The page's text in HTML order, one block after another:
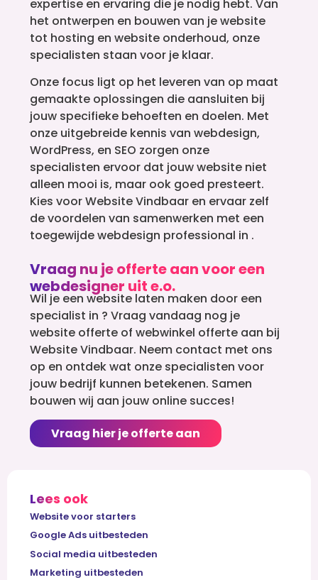
expertise en ervaring die je nodig hebt. Van
het ontwerpen en bouwen van je website
tot hosting en website onderhoud, onze
specialisten staan voor je klaar.
Onze focus ligt op het leveren van op maat
gemaakte oplossingen die aansluiten bij
jouw specifieke behoeften en doelen. Met
onze uitgebreide kennis van webdesign,
WordPress, en SEO zorgen onze
specialisten ervoor dat jouw website niet
alleen mooi is, maar ook goed presteert.
Kies voor Website Vindbaar en ervaar zelf
de voordelen van samenwerken met een
toegewijde webdesign professional in .
Vraag nu je offerte aan voor een
webdesigner uit e.o.
Wil je een website laten maken door een
specialist in ? Vraag vandaag nog je
website offerte of webwinkel offerte aan bij
Website Vindbaar. Neem contact met ons
op en ontdek wat onze specialisten voor
jouw bedrijf kunnen betekenen. Samen
bouwen wij aan jouw online succes!
Vraag hier je offerte aan
Lees ook
Website voor starters
Google Ads uitbesteden
Social media uitbesteden
Marketing uitbesteden